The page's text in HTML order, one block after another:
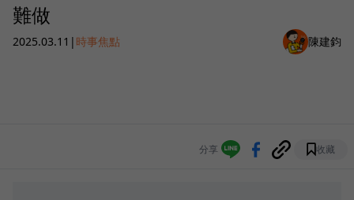
難做
2025.03.11 | 時事焦點 陳建鈞
分享 收藏